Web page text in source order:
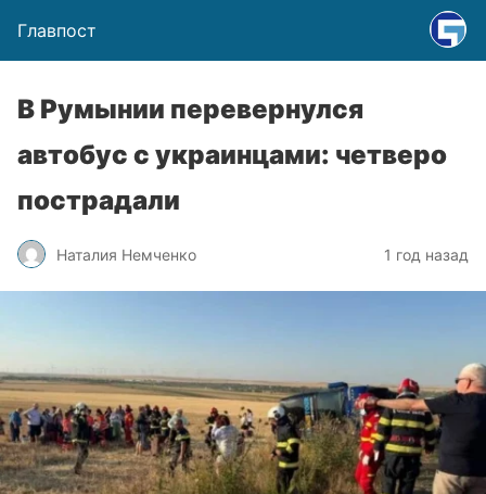
Главпост
В Румынии перевернулся
автобус с украинцами: четверо
пострадали
Наталия Немченко 1 год назад